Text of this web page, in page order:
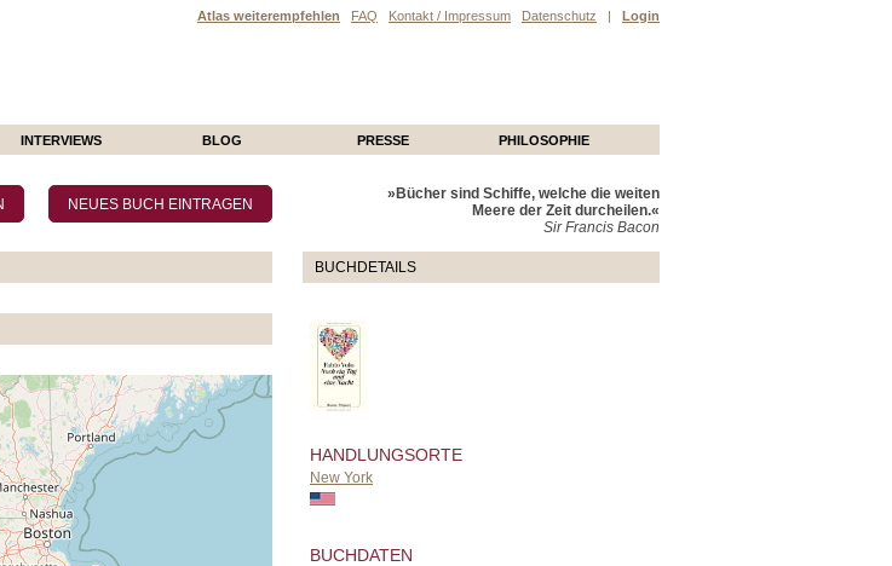
Atlas weiterempfehlen FAQ Kontakt / Impressum Datenschutz | Login
INTERVIEWS BLOG PRESSE PHILOSOPHIE
»Bücher sind Schiffe, welche die weiten
Meere der Zeit durcheilen.«
Sir Francis Bacon
BUCHDETAILS
HANDLUNGSORTE
New York
BUCHDATEN